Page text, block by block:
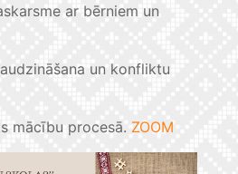
ar bērniem un
un konfliktu
mācību procesā. ZOOM